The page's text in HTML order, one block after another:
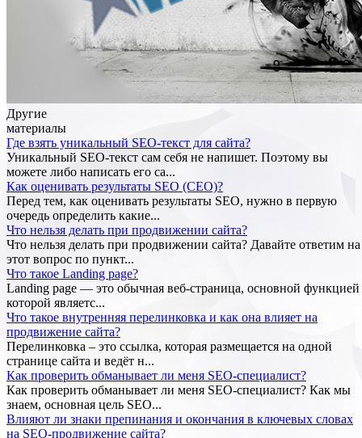
Другие
материалы
Где взять уникальный SEO-текст для сайта?
Уникальный SEO-текст сам себя не напишет. Поэтому вы
можете либо написать его са...
Как оценивать результаты SEO (СЕО)?
Перед тем, как оценивать результаты SEO, нужно в первую
очередь определить какие...
Что нельзя делать при продвижении сайта?
Что нельзя делать при продвижении сайта? Давайте ответим на
этот вопрос по пункт...
Что такое Landing page?
Landing page — это обычная веб-страница, основной функцией
которой являетс...
Что такое внутренняя перелинковка и как она влияет на
продвижение сайта?
Перелинковка – это ссылка, которая размещается на одной
странице сайта и ведёт н...
Как проверить обманывает ли меня SEO-специалист?
Как проверить обманывает ли меня SEO-специалист? Как мы
знаем, основная цель SEO...
Влияют ли знаки препинания и окончания в ключевых словах
на SEO-продвижение сайта?